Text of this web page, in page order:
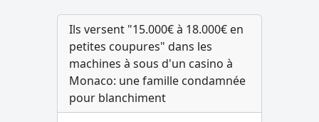
Ils versent "15.000€ à 18.000€ en
petites coupures" dans les
machines à sous d'un casino à
Monaco: une famille condamnée
pour blanchiment